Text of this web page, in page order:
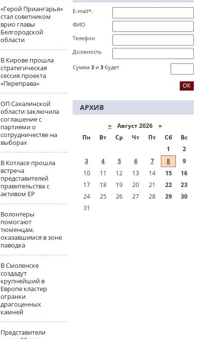
«Герой Приангарья»
стал советником
врио главы
Белгородской
области
В Кирове прошла
стратегическая
сессия проекта
«Переправа»
ОП Сахалинской
области заключила
соглашение с
партиями о
сотрудничестве на
выборах
В Котласе прошла
встреча
представителей
правительства с
активом ЕР
Волонтеры
помогают
тюменцам,
оказавшимся в зоне
паводка
В Смоленске
создадут
крупнейший в
Европе кластер
огранки
драгоценных
камней
Представители
E-mail*:
ФИО
Телефон
Должность
Сумма 3 и 3 будет
АРХИВ
« Август 2026 »
Пн
Вт Ср Чт Пт Сб
Вс
1
2
3
4 5 6 7 8
9
10
11 12 13 14 15
16
17
18 19 20 21 22
23
24
25 26 27 28 29
30
31